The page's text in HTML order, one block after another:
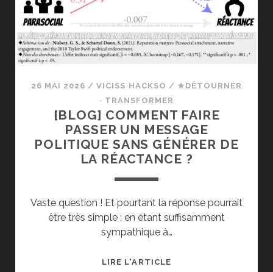
26 MAI 2026 /VICISS HACKSO / ★DÉTOURNER
· TRANSFORMER
[BLOG] COMMENT FAIRE
PASSER UN MESSAGE
POLITIQUE SANS GÉNÉRER DE
LA RÉACTANCE ?
Vaste question ! Et pourtant la réponse pourrait
être très simple : en étant suffisamment
sympathique à…
LIRE L'ARTICLE[BLOG]